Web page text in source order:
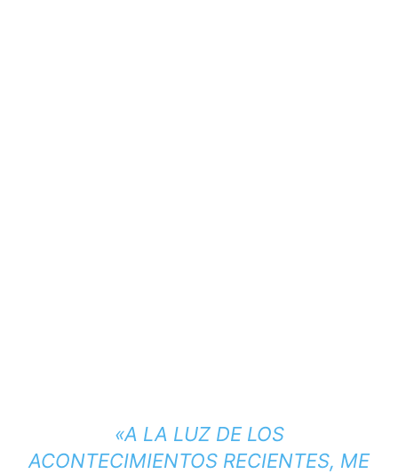
«A LA LUZ DE LOS
ACONTECIMIENTOS RECIENTES, ME